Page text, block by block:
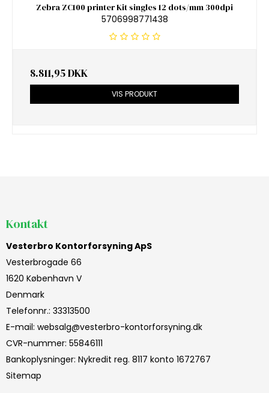
Zebra ZC100 printer Kit singles 12 dots/mm 300dpi
5706998771438
8.811,95 DKK
VIS PRODUKT
Kontakt
Vesterbro Kontorforsyning ApS
Vesterbrogade 66
1620 København V
Denmark
Telefonnr.: 33313500
E-mail: websalg@vesterbro-kontorforsyning.dk
CVR-nummer: 55846111
Bankoplysninger: Nykredit reg. 8117 konto 1672767
Sitemap